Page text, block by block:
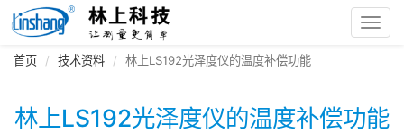
首页 技术资料 林上LS192光泽度仪的温度补偿功能
林上LS192光泽度仪的温度补偿功能